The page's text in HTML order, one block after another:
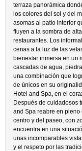
terraza panorámica
los colores del sol y del
asomas al patio interior
fluyen a la sombra de
restaurantes. Los
cenas a la luz de las
bienestar inmersa en un
cascadas de agua,
una combinación que
de únicos en su
Hotel and Spa, en el
Después de cuidadosos
and Spa reabre en pleno
centro y del paseo, con
encuentra en una
unas incomparables
y el respeto por las